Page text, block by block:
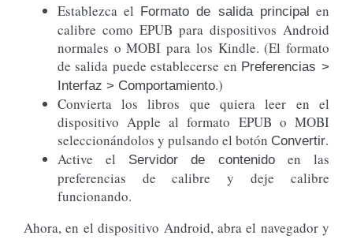
Establezca el Formato de salida principal en
calibre como EPUB para dispositivos Android
normales o MOBI para los Kindle. (El formato
de salida puede establecerse en Preferencias >
Interfaz > Comportamiento.)
Convierta los libros que quiera leer en el
dispositivo Apple al formato EPUB o MOBI
seleccionándolos y pulsando el botón Convertir.
Active el
Servidor de contenido
en las
preferencias de calibre y deje calibre
funcionando.
Ahora, en el dispositivo Android, abra el navegador y